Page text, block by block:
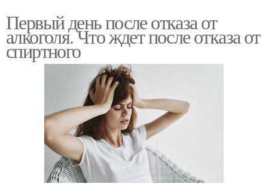
Первый день после отказа от
алкоголя. Что ждет после отказа от
спиртного